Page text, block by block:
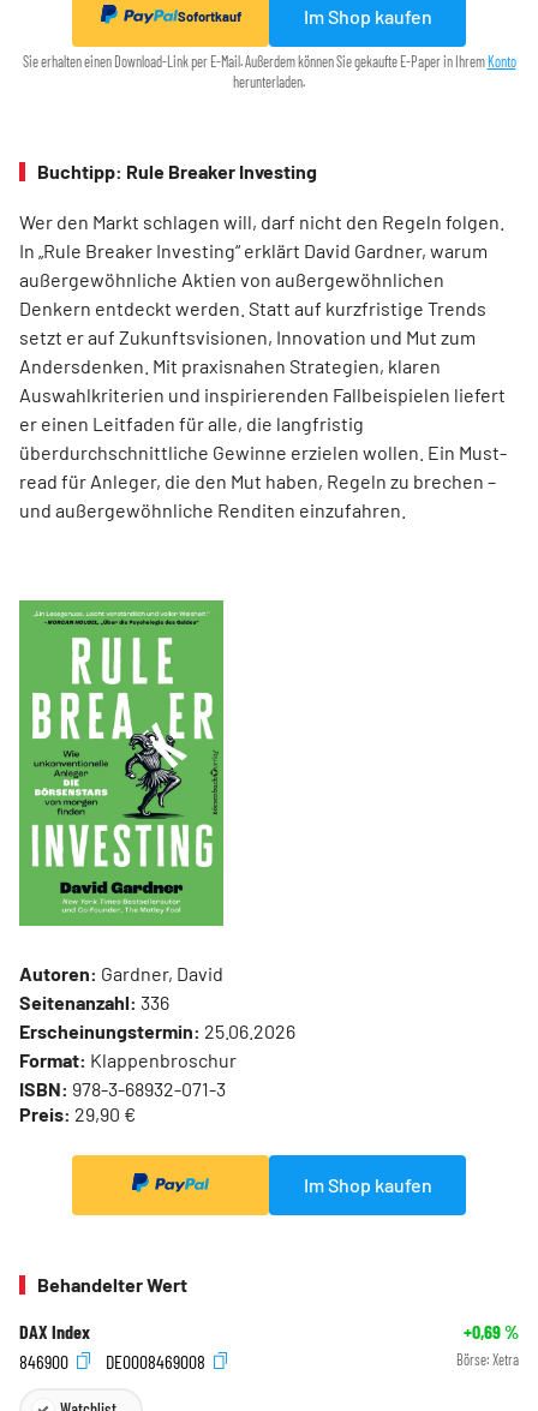
Sofortkauf Im Shop kaufen
Sie erhalten einen Download-Link per E-Mail. Außerdem können Sie gekaufte E-Paper in Ihrem Konto
herunterladen.
Buchtipp: Rule Breaker Investing
Wer den Markt schlagen will, darf nicht den Regeln folgen.
In „Rule Breaker Investing“ erklärt David Gardner, warum
außergewöhnliche Aktien von außer­gewöhnlichen
Denkern entdeckt werden. Statt auf kurzfristige Trends
setzt er auf Zukunftsvisionen, Innovation und Mut zum
Andersdenken. Mit praxisnahen Strategien, klaren
Auswahlkriterien und inspirierenden Fallbeispielen liefert
er einen Leit­faden für alle, die langfristig
überdurchschnittliche Gewinne erzielen wollen. Ein Must-
read für Anleger, die den Mut haben, Regeln zu brechen –
und außergewöhnliche Renditen einzufahren.
Autoren: Gardner, David
Seitenanzahl: 336
Erscheinungstermin: 25.06.2026
Format: Klappenbroschur
ISBN: 978-3-68932-071-3
Preis: 29,90 €
Im Shop kaufen
Behandelter Wert
DAX Index +0,69%
846900
DE0008469008 Börse: Xetra